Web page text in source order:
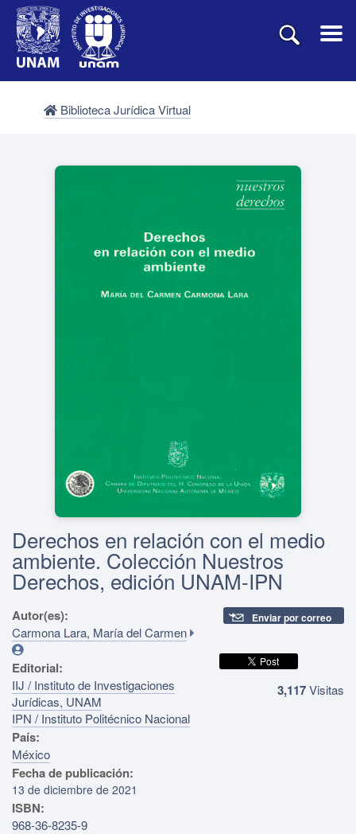
Biblioteca Jurídica Virtual
Derechos en relación con el medio
ambiente. Colección Nuestros
Derechos, edición UNAM-IPN
Autor(es):
Carmona Lara, María del Carmen
Editorial:
IIJ / Instituto de Investigaciones
Jurídicas, UNAM
IPN / Instituto Politécnico Nacional
País:
México
Fecha de publicación:
13 de diciembre de 2021
ISBN:
968-36-8235-9
Enviar por correo
3,117Visitas